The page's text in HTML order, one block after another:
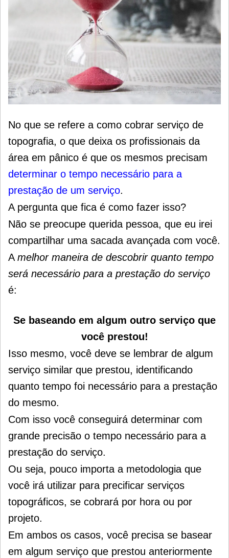
No que se refere a como cobrar serviço de
topografia, o que deixa os profissionais da
área em pânico é que os mesmos precisam
determinar o tempo necessário para a
prestação de um serviço.
A pergunta que fica é como fazer isso?
Não se preocupe querida pessoa, que eu irei
compartilhar uma sacada avançada com você.
A melhor maneira de descobrir quanto tempo
será necessário para a prestação do serviço
é:
Se baseando em algum outro serviço que
você prestou!
Isso mesmo, você deve se lembrar de algum
serviço similar que prestou, identificando
quanto tempo foi necessário para a prestação
do mesmo.
Com isso você conseguirá determinar com
grande precisão o tempo necessário para a
prestação do serviço.
Ou seja, pouco importa a metodologia que
você irá utilizar para precificar serviços
topográficos, se cobrará por hora ou por
projeto.
Em ambos os casos, você precisa se basear
em algum serviço que prestou anteriormente